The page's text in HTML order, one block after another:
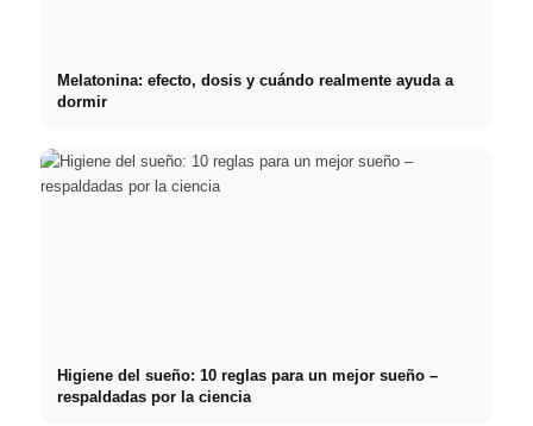
Melatonina: efecto, dosis y cuándo realmente ayuda a
dormir
Higiene del sueño: 10 reglas para un mejor sueño –
respaldadas por la ciencia